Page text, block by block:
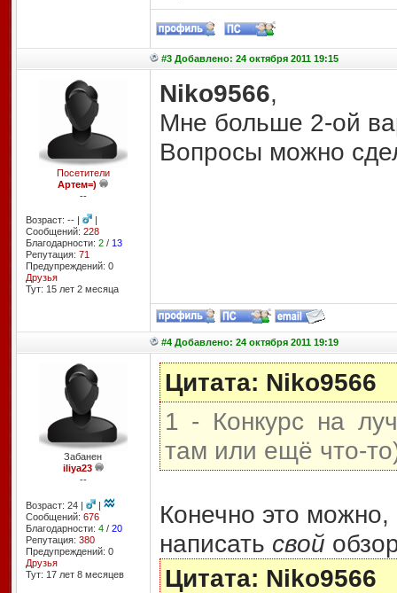
#3 Добавлено: 24 октября 2011 19:15
Посетители
Артем=)
--
Возраст: -- |
|
Сообщений: 228
Благодарности: 2/ 13
Репутация: 71
Предупреждений: 0
Друзья
Тут: 15 лет 2 месяцa
Niko9566,
Мне больше 2-ой
Вопросы можно
#4 Добавлено: 24 октября 2011 19:19
Забанен
iliya23
--
Возраст: 24 |
|
Сообщений: 676
Благодарности: 4/ 20
Репутация: 380
Предупреждений: 0
Друзья
Тут: 17 лет 8 месяцев
Цитата: Niko9566
1 - Конкурс на
там или ещё что-
Конечно это можно,
написать свой
Цитата: Niko9566